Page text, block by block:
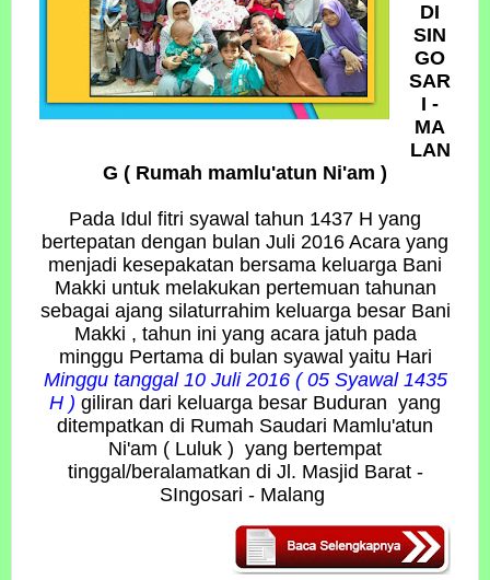
DI
SIN
GO
SAR
I -
MA
LAN
G ( Rumah mamlu'atun Ni'am )
Pada Idul fitri syawal tahun 1437 H yang
bertepatan dengan bulan Juli 2016 Acara yang
menjadi kesepakatan bersama keluarga Bani
Makki untuk melakukan pertemuan tahunan
sebagai ajang silaturrahim keluarga besar Bani
Makki , tahun ini yang acara jatuh pada
minggu Pertama di bulan syawal yaitu Hari
Minggu tanggal 10 Juli 2016 ( 05 Syawal 1435
H ) giliran dari keluarga besar Buduran yang
ditempatkan di Rumah Saudari Mamlu'atun
Ni'am ( Luluk ) yang bertempat
tinggal/beralamatkan di Jl. Masjid Barat -
SIngosari - Malang